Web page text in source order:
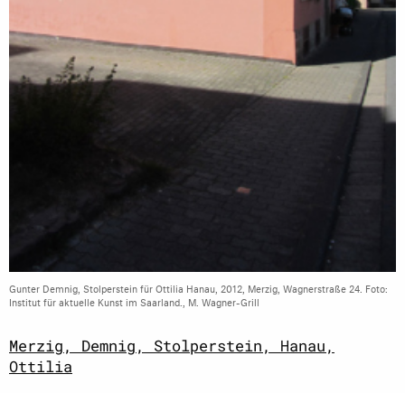
Gunter Demnig, Stolperstein für Ottilia Hanau, 2012, Merzig, Wagnerstraße 24. Foto:
Institut für aktuelle Kunst im Saarland., M. Wagner-Grill
Merzig, Demnig, Stolperstein, Hanau,
Ottilia